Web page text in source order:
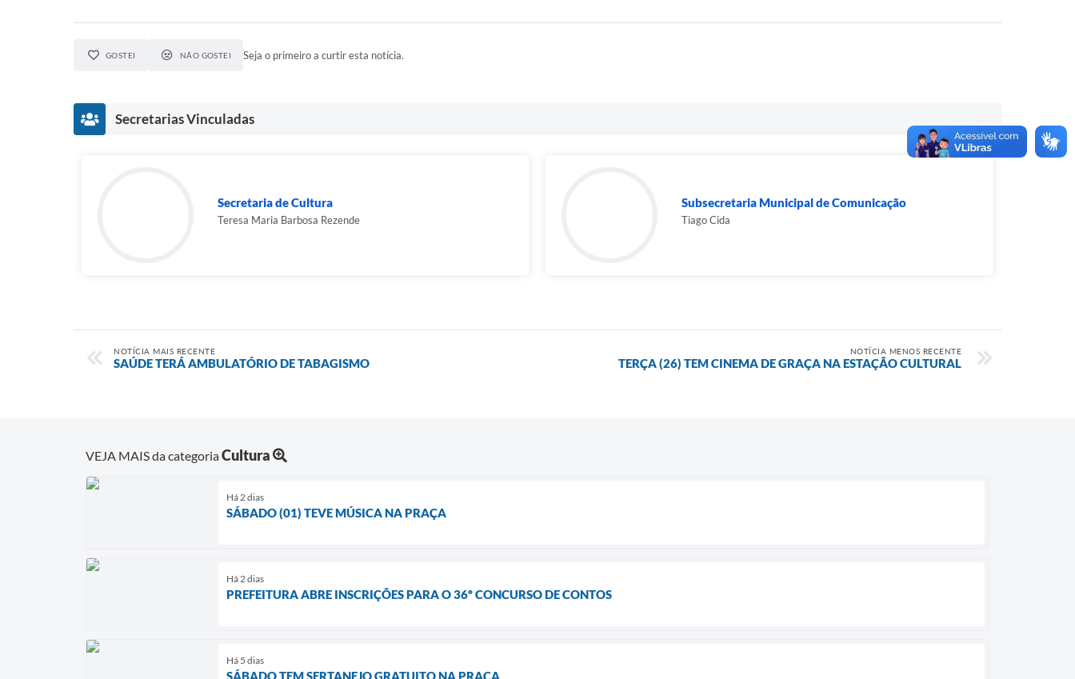
GOSTEI NÃO GOSTEI Seja o primeiro a curtir esta notícia.
Secretarias Vinculadas
Secretaria de Cultura
Teresa Maria Barbosa Rezende
Subsecretaria Municipal de Comunicação
Tiago Cida
NOTÍCIA MAIS RECENTE
SAÚDE TERÁ AMBULATÓRIO DE TABAGISMO
NOTÍCIA MENOS RECENTE
TERÇA (26) TEM CINEMA DE GRAÇA NA ESTAÇÃO CULTURAL
VEJA MAIS da categoriaCultura
Há 2 dias
SÁBADO (01) TEVE MÚSICA NA PRAÇA
Há 2 dias
PREFEITURA ABRE INSCRIÇÕES PARA O 36º CONCURSO DE CONTOS
Há 5 dias
SÁBADO TEM SERTANEJO GRATUITO NA PRAÇA